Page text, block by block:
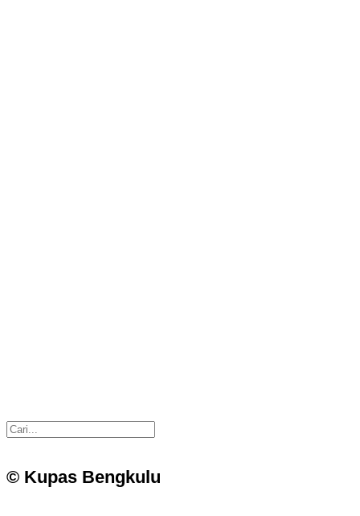
© Kupas Bengkulu